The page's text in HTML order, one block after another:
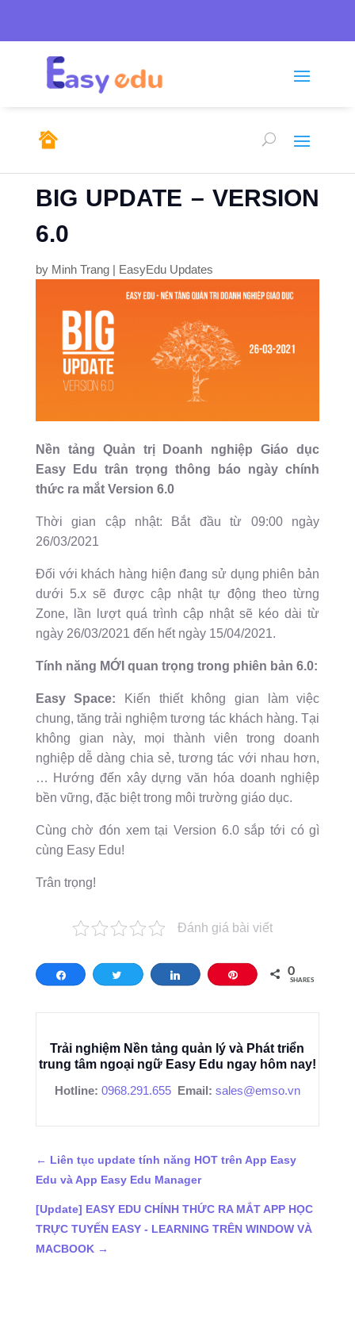
BIG UPDATE – VERSION
6.0
by Minh Trang| EasyEdu Updates
Nền tảng Quản trị Doanh nghiệp Giáo dục
Easy Edu trân trọng thông báo ngày chính
thức ra mắt Version 6.0
Thời gian cập nhật: Bắt đầu từ 09:00 ngày
26/03/2021
Đối với khách hàng hiện đang sử dụng phiên bản
dưới 5.x sẽ được cập nhật tự động theo từng
Zone, lần lượt quá trình cập nhật sẽ kéo dài từ
ngày 26/03/2021 đến hết ngày 15/04/2021.
Tính năng MỚI quan trọng trong phiên bản 6.0:
Easy Space: Kiến thiết không gian làm việc
chung, tăng trải nghiệm tương tác khách hàng. Tại
không gian này, mọi thành viên trong doanh
nghiệp dễ dàng chia sẻ, tương tác với nhau hơn,
… Hướng đến xây dựng văn hóa doanh nghiệp
bền vững, đặc biệt trong môi trường giáo dục.
Cùng chờ đón xem tại Version 6.0 sắp tới có gì
cùng Easy Edu!
Trân trọng!
Đánh giá bài viết
Share Tweet Share Pin 0
SHARES
Trải nghiệm Nền tảng quản lý và Phát triển
trung tâm ngoại ngữ Easy Edu ngay hôm nay!
Hotline: 0968.291.655 Email: sales@emso.vn
← Liên tục update tính năng HOT trên App Easy
Edu và App Easy Edu Manager
[Update] EASY EDU CHÍNH THỨC RA MẮT APP HỌC
TRỰC TUYẾN EASY - LEARNING TRÊN WINDOW VÀ
MACBOOK→